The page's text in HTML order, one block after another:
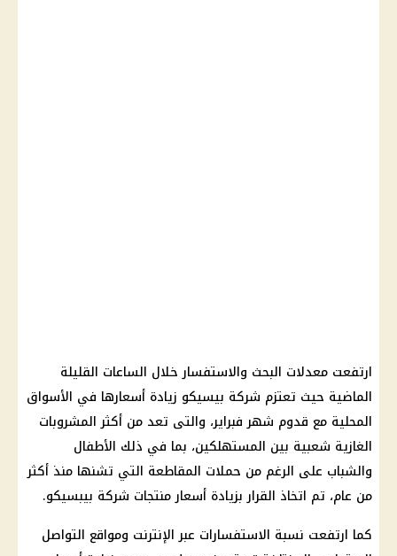
ارتفعت معدلات البحث والاستفسار خلال الساعات القليلة
الماضية حيث تعتزم شركة بيسيكو زيادة أسعارها في الأسواق
المحلية مع قدوم شهر فبراير، والتى تعد من أكثر المشروبات
الغازية شعبية بين المستهلكين، بما في ذلك الأطفال
والشباب على الرغم من حملات المقاطعة التي تشنها منذ أكثر
من عام، تم اتخاذ القرار بزيادة أسعار منتجات شركة بيبسيكو.
كما ارتفعت نسبة الاستفسارات عبر الإنترنت ومواقع التواصل